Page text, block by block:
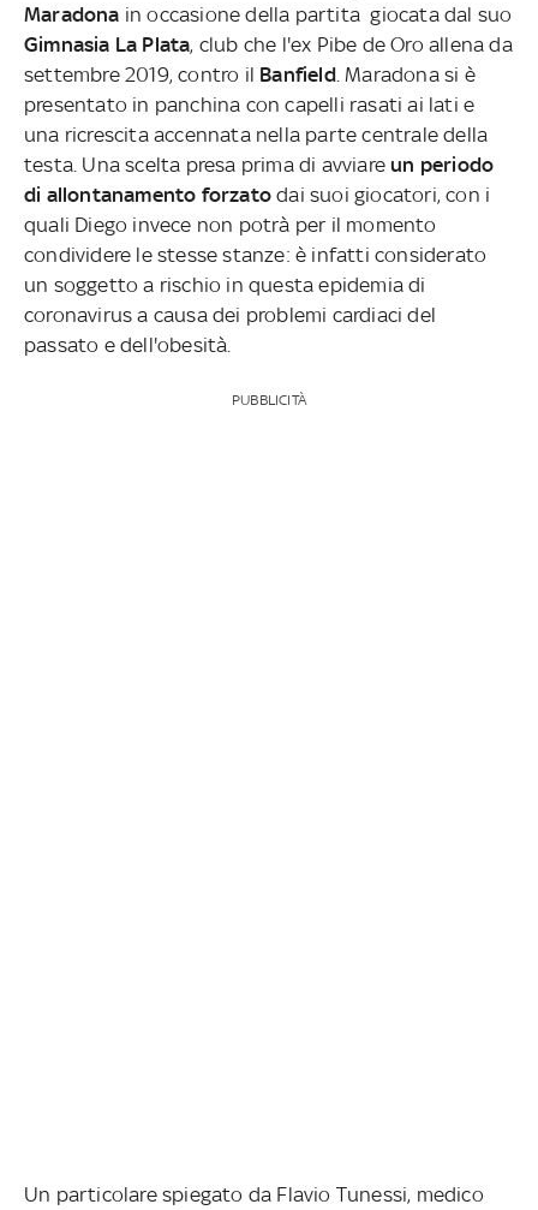
Maradona in occasione della partita giocata dal suo
Gimnasia La Plata, club che l'ex Pibe de Oro allena da
settembre 2019, contro il Banfield. Maradona si è
presentato in panchina con capelli rasati ai lati e
una ricrescita accennata nella parte centrale della
testa. Una scelta presa prima di avviare un periodo
di allontanamento forzatodai suoi giocatori, con i
quali Diego invece non potrà per il momento
condividere le stesse stanze: è infatti considerato
un soggetto a rischio in questa epidemia di
coronavirus a causa dei problemi cardiaci del
passato e dell'obesità.
PUBBLICITÀ
Un particolare spiegato da Flavio Tunessi, medico